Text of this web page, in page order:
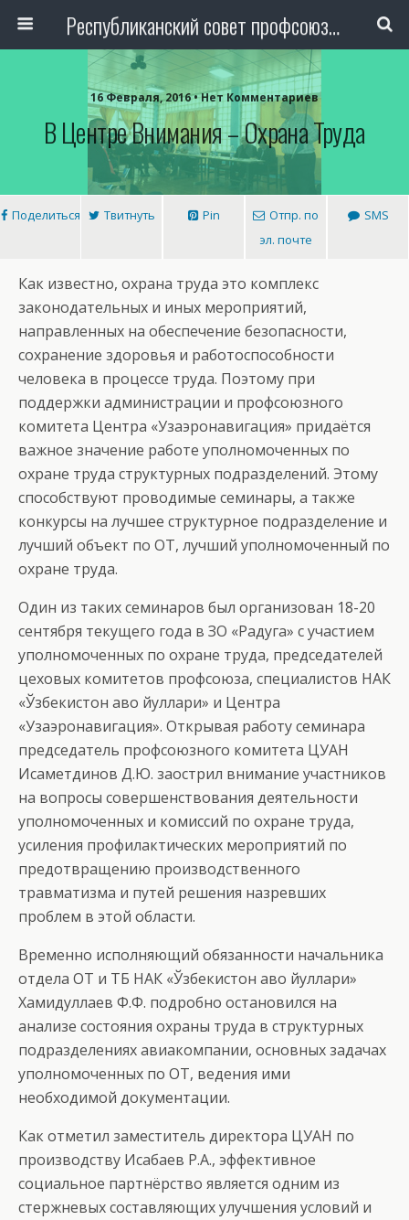
Республиканский совет профсоюза авиаработников Узбекистана
16 Февраля, 2016 • Нет Комментариев
В Центре Внимания – Охрана Труда
Поделиться Твитнуть Pin
Отпр. по
эл. почте
SMS
Как известно, охрана труда это комплекс
законодательных и иных мероприятий,
направленных на обеспечение безопасности,
сохранение здоровья и работоспособности
человека в процессе труда. Поэтому при
поддержки администрации и профсоюзного
комитета Центра «Узаэронавигация» придаётся
важное значение работе уполномоченных по
охране труда структурных подразделений. Этому
способствуют проводимые семинары, а также
конкурсы на лучшее структурное подразделение и
лучший объект по ОТ, лучший уполномоченный по
охране труда.
Один из таких семинаров был организован 18-20
сентября текущего года в ЗО «Радуга» с участием
уполномоченных по охране труда, председателей
цеховых комитетов профсоюза, специалистов НАК
«Ўзбекистон ҳаво йуллари» и Центра
«Узаэронавигация». Открывая работу семинара
председатель профсоюзного комитета ЦУАН
Исаметдинов Д.Ю. заострил внимание участников
на вопросы совершенствования деятельности
уполномоченных и комиссий по охране труда,
усиления профилактических мероприятий по
предотвращению производственного
травматизма и путей решения назревших
проблем в этой области.
Временно исполняющий обязанности начальника
отдела ОТ и ТБ НАК «Ўзбекистон ҳаво йуллари»
Хамидуллаев Ф.Ф. подробно остановился на
анализе состояния охраны труда в структурных
подразделениях авиакомпании, основных задачах
уполномоченных по ОТ, ведения ими
необходимой документации.
Как отметил заместитель директора ЦУАН по
производству Исабаев Р.А., эффективное
социальное партнёрство является одним из
стержневых составляющих улучшения условий и